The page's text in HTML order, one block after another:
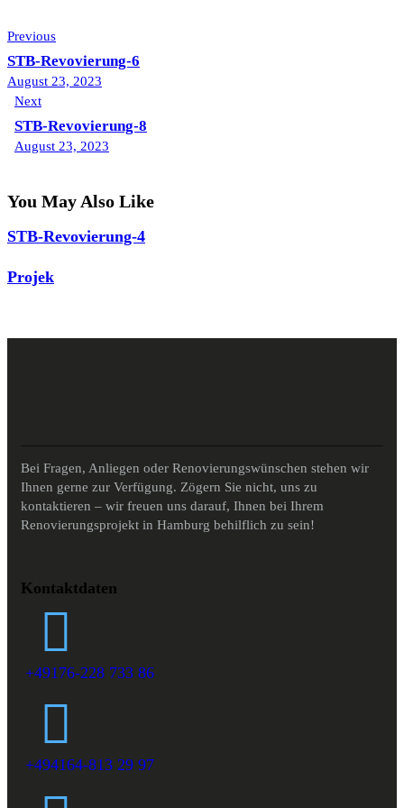
Previous
STB-Revovierung-6
August 23, 2023
Next
STB-Revovierung-8
August 23, 2023
You May Also Like
STB-Revovierung-4
Projek
Bei Fragen, Anliegen oder Renovierungswünschen stehen wir
Ihnen gerne zur Verfügung. Zögern Sie nicht, uns zu
kontaktieren – wir freuen uns darauf, Ihnen bei Ihrem
Renovierungsprojekt in Hamburg behilflich zu sein!
Kontaktdaten
+49176-228 733 86
+494164-813 29 97